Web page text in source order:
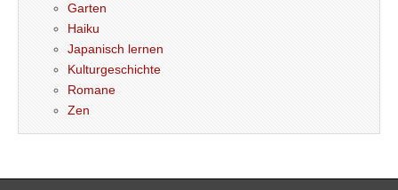
Garten
Haiku
Japanisch lernen
Kulturgeschichte
Romane
Zen